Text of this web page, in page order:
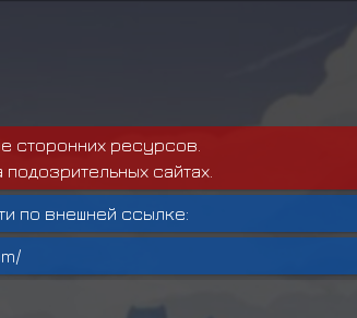
сторонних ресурсов.
сайтах.
по внешней ссылке: